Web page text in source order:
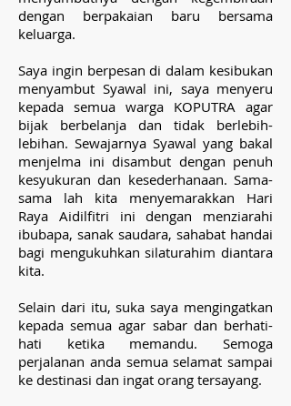
dengan berpakaian baru bersama
keluarga.
Saya ingin berpesan di dalam kesibukan
menyambut Syawal ini, saya menyeru
kepada semua warga KOPUTRA agar
bijak berbelanja dan tidak berlebih-
lebihan. Sewajarnya Syawal yang bakal
menjelma ini disambut dengan penuh
kesyukuran dan kesederhanaan. Sama-
sama lah kita menyemarakkan Hari
Raya Aidilfitri ini dengan menziarahi
ibubapa, sanak saudara, sahabat handai
bagi mengukuhkan silaturahim diantara
kita.
Selain dari itu, suka saya mengingatkan
kepada semua agar sabar dan berhati-
hati ketika memandu. Semoga
perjalanan anda semua selamat sampai
ke destinasi dan ingat orang tersayang.